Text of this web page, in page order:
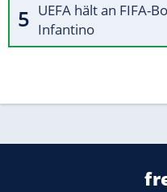
UEFA hält an FIFA-
Infantino